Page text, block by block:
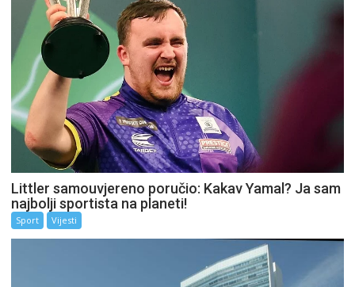
Littler samouvjereno poručio: Kakav Yamal? Ja sam
najbolji sportista na planeti!
Sport Vijesti